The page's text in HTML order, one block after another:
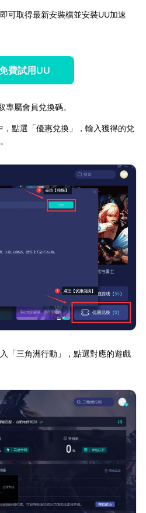
可取得最新安裝檔並安裝UU加速
費試用UU
屬會員兌換碼。
點選「優惠兌換」，輸入獲得的兌
「三角洲行動」，點選對應的遊戲